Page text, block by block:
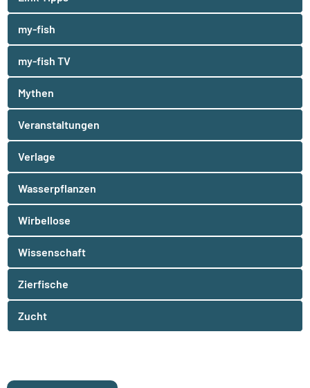
my-fish
my-fish TV
Mythen
Veranstaltungen
Verlage
Wasserpflanzen
Wirbellose
Wissenschaft
Zierfische
Zucht